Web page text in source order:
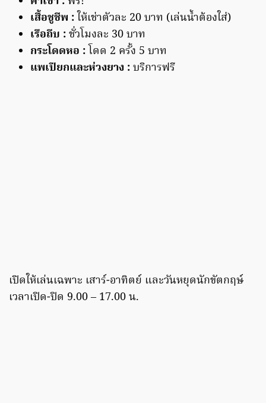
เสื้อชูชีพ :ให้เช่าตัวละ ​20 ​บาท ​(เล่นน้ำต้องใส่)
เรือถีบ​​ :ชั่วโมงละ​ 30 ​บาท
กระโดดหอ​ : โดด 2​ ครั้ง ​5 ​บาท
แพเปียกและห่วงยาง​ :บริการฟรี
เปิดให้เล่นเฉพาะ​ ​เสาร์-อาทิตย์ และวันหยุดนักขัตกฤษ์
เวลา​เปิด-ปิด 9.00 – 17.00​ น.